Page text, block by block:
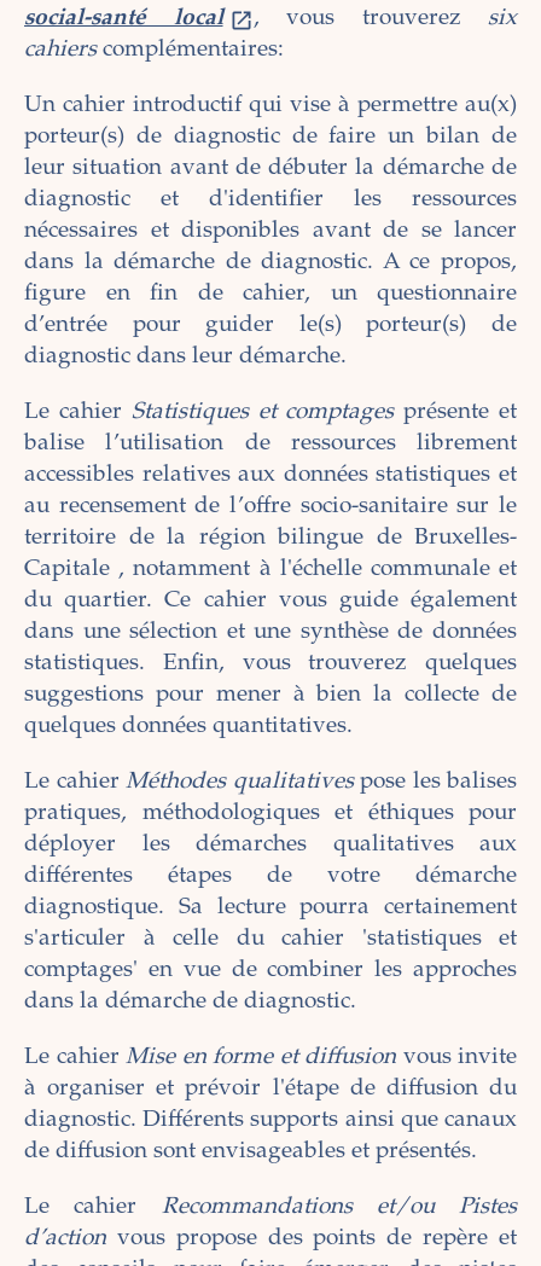
social-santé local
, vous trouverez six
cahierscomplémentaires:
Un cahier introductif qui vise à permettre au(x)
porteur(s) de diagnostic de faire un bilan de
leur situation avant de débuter la démarche de
diagnostic et d'identifier les ressources
nécessaires et disponibles avant de se lancer
dans la démarche de diagnostic. A ce propos,
figure en fin de cahier, un questionnaire
d’entrée pour guider le(s) porteur(s) de
diagnostic dans leur démarche.
Le cahier Statistiques et comptagesprésente et
balise l’utilisation de ressources librement
accessibles relatives aux données statistiques et
au recensement de l’offre socio-sanitaire sur le
territoire de la région bilingue de Bruxelles-
Capitale , notamment à l'échelle communale et
du quartier. Ce cahier vous guide également
dans une sélection et une synthèse de données
statistiques. Enfin, vous trouverez quelques
suggestions pour mener à bien la collecte de
quelques données quantitatives.
Le cahier Méthodes qualitativespose les balises
pratiques, méthodologiques et éthiques pour
déployer les démarches qualitatives aux
différentes étapes de votre démarche
diagnostique. Sa lecture pourra certainement
s'articuler à celle du cahier 'statistiques et
comptages' en vue de combiner les approches
dans la démarche de diagnostic.
Le cahier Mise en forme et diffusion vous invite
à organiser et prévoir l'étape de diffusion du
diagnostic. Différents supports ainsi que canaux
de diffusion sont envisageables et présentés.
Le cahier Recommandations et/ou Pistes
d’action vous propose des points de repère et